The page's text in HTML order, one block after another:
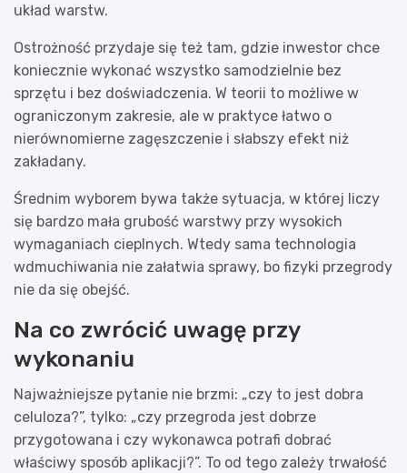
układ warstw.
Ostrożność przydaje się też tam, gdzie inwestor chce
koniecznie wykonać wszystko samodzielnie bez
sprzętu i bez doświadczenia. W teorii to możliwe w
ograniczonym zakresie, ale w praktyce łatwo o
nierównomierne zagęszczenie i słabszy efekt niż
zakładany.
Średnim wyborem bywa także sytuacja, w której liczy
się bardzo mała grubość warstwy przy wysokich
wymaganiach cieplnych. Wtedy sama technologia
wdmuchiwania nie załatwia sprawy, bo fizyki przegrody
nie da się obejść.
Na co zwrócić uwagę przy
wykonaniu
Najważniejsze pytanie nie brzmi: „czy to jest dobra
celuloza?”, tylko: „czy przegroda jest dobrze
przygotowana i czy wykonawca potrafi dobrać
właściwy sposób aplikacji?”. To od tego zależy trwałość